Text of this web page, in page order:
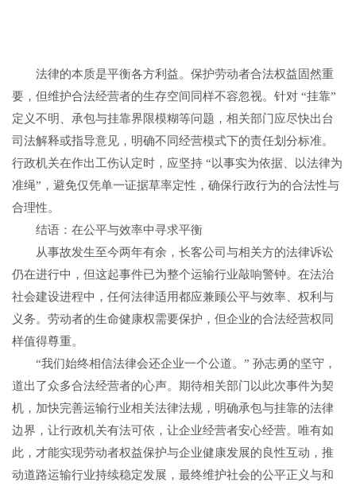
法律的本质是平衡各方利益。保护劳动者合法权益固然重
要，但维护合法经营者的生存空间同样不容忽视。针对 “挂靠”
定义不明、承包与挂靠界限模糊等问题，相关部门应尽快出台
司法解释或指导意见，明确不同经营模式下的责任划分标准。
行政机关在作出工伤认定时，应坚持 “以事实为依据、以法律为
准绳”，避免仅凭单一证据草率定性，确保行政行为的合法性与
合理性。
结语：在公平与效率中寻求平衡
从事故发生至今两年有余，长客公司与相关方的法律诉讼
仍在进行中，但这起事件已为整个运输行业敲响警钟。在法治
社会建设进程中，任何法律适用都应兼顾公平与效率、权利与
义务。劳动者的生命健康权需要保护，但企业的合法经营权同
样值得尊重。
“我们始终相信法律会还企业一个公道。” 孙志勇的坚守，
道出了众多合法经营者的心声。期待相关部门以此次事件为契
机，加快完善运输行业相关法律法规，明确承包与挂靠的法律
边界，让行政机关有法可依，让企业经营者安心经营。唯有如
此，才能实现劳动者权益保护与企业健康发展的良性互动，推
动道路运输行业持续稳定发展，最终维护社会的公平正义与和